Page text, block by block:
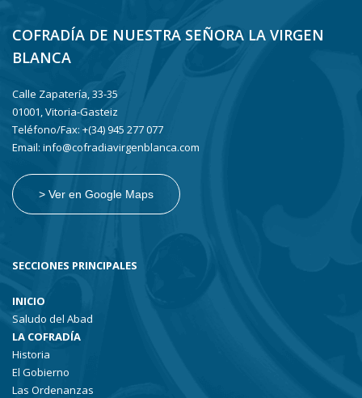
COFRADÍA DE NUESTRA SEÑORA LA VIRGEN
BLANCA
Calle Zapatería, 33-35
01001, Vitoria-Gasteiz
Teléfono/Fax: +(34) 945 277 077
Email: info@cofradiavirgenblanca.com
> Ver en Google Maps
SECCIONES PRINCIPALES
INICIO
Saludo del Abad
LA COFRADÍA
Historia
El Gobierno
Las Ordenanzas